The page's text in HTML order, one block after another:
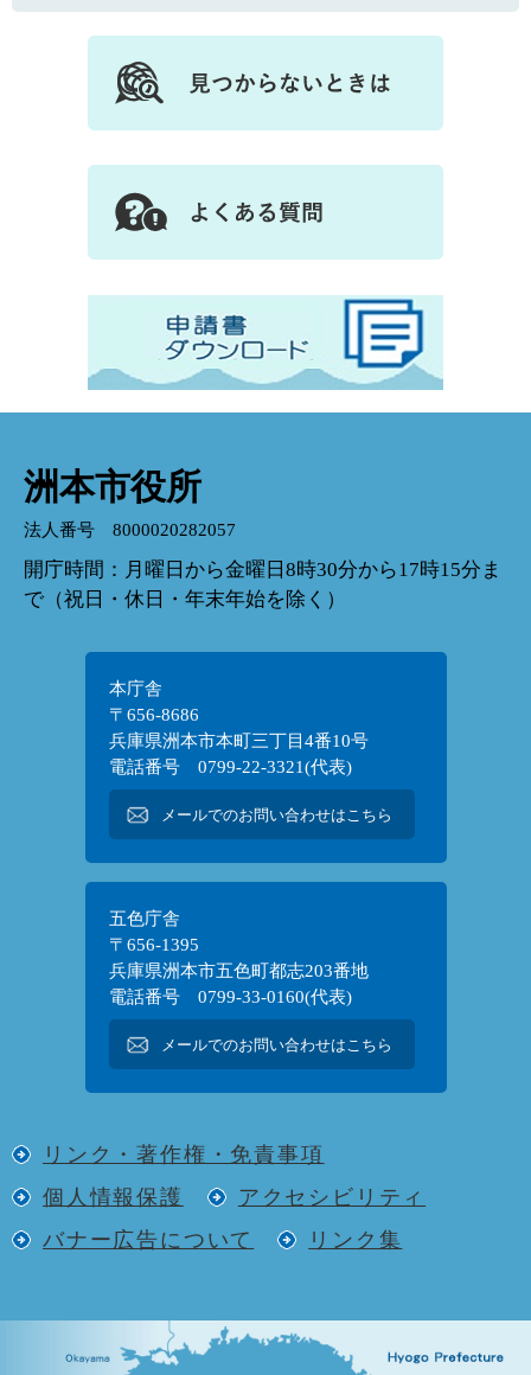
洲本市役所
法人番号 8000020282057
開庁時間：月曜日から金曜日8時30分から17時15分ま
で（祝日・休日・年末年始を除く）
本庁舎
〒656-8686
兵庫県洲本市本町三丁目4番10号
電話番号 0799-22-3321(代表)
メールでのお問い合わせはこちら
五色庁舎
〒656-1395
兵庫県洲本市五色町都志203番地
電話番号 0799-33-0160(代表)
メールでのお問い合わせはこちら
リンク・著作権・免責事項
個人情報保護
アクセシビリティ
バナー広告について
リンク集